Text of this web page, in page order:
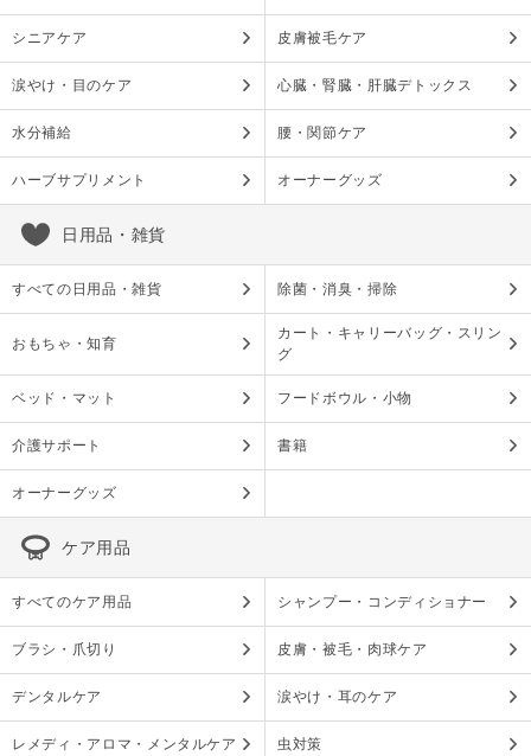
シニアケア 皮膚被毛ケア
涙やけ・目のケア 心臓・腎臓・肝臓デトックス
水分補給 腰・関節ケア
ハーブサプリメント オーナーグッズ
日用品・雑貨
すべての日用品・雑貨 除菌・消臭・掃除
おもちゃ・知育
カート・キャリーバッグ・スリン
グ
ベッド・マット フードボウル・小物
介護サポート 書籍
オーナーグッズ
ケア用品
すべてのケア用品 シャンプー・コンディショナー
ブラシ・爪切り 皮膚・被毛・肉球ケア
デンタルケア 涙やけ・耳のケア
レメディ・アロマ・メンタルケア 虫対策